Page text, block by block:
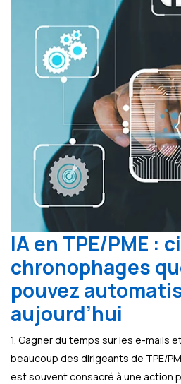
IA en TPE/PME :
chronophages
pouvez
aujourd’hui
1. Gagner du temps sur les e-mails
beaucoup des dirigeants de TPE/
est souvent consacré à une action